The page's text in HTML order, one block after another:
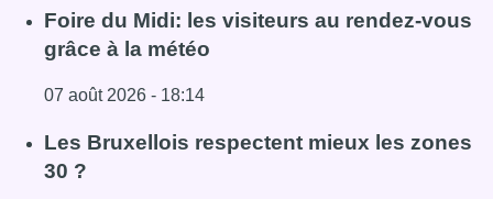
Lire l'article Pizza Nizar: un coup de pub inattendu grâce
Foire du Midi: les visiteurs au rendez-vous
grâce à la météo
07 août 2026 - 18:14
Lire l'article Foire du Midi: les visiteurs au rendez-vous
Les Bruxellois respectent mieux les zones
30 ?